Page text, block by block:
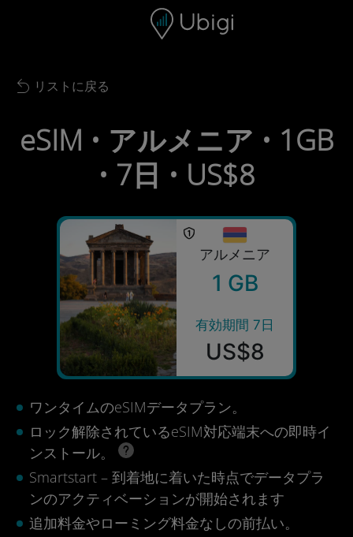
ナビゲーションバー フッター
Back to list
リストに戻る
eSIM • アルメニア • 1GB
• 7日 • US$8
アルメニア
1 GB
有効期間 7日
US$8
ワンタイムのeSIMデータプラン。
ロック解除されているeSIM対応端末への即時イ
ンストール。
Smartstart – 到着地に着いた時点でデータプラ
ンのアクティベーションが開始されます
追加料金やローミング料金なしの前払い。